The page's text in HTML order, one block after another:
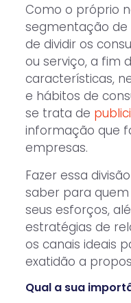
Como o próprio
segmentação
de dividir os
ou serviço, a fim
características,
e hábitos de
se trata de
informação que
empresas.
Fazer essa
saber para
seus esforços,
estratégias de
os canais ideais
exatidão a
Qual a sua